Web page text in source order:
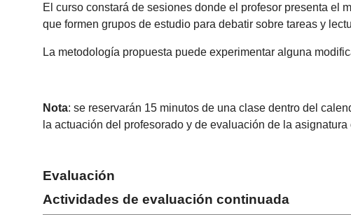
El curso constará de sesiones donde el profesor presenta el
que formen grupos de estudio para debatir sobre tareas y
La metodología propuesta puede experimentar alguna
Nota: se reservarán 15 minutos de una clase dentro del
la actuación del profesorado y de evaluación de la asignatura
Evaluación
Actividades de evaluación continuada